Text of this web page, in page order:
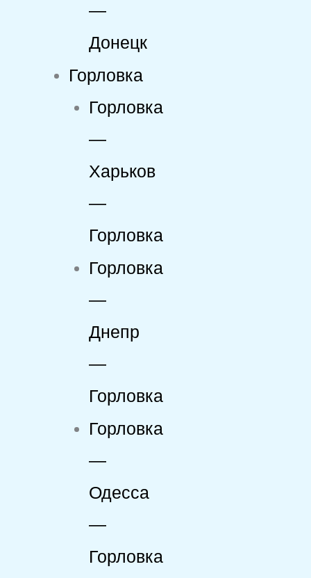
—
Донецк
Горловка
Горловка
—
Харьков
—
Горловка
Горловка
—
Днепр
—
Горловка
Горловка
—
Одесса
—
Горловка